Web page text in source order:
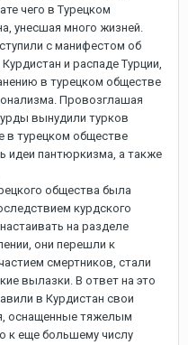
чего в Турецком
унесшая много жизней.
с манифестом об
и распаде Турции,
в турецком обществе
Провозглашая
вынудили турков
в турецком обществе
идеи пантюркизма, а также
общества была
курдского
на разделе
они перешли к
смертников, стали
вылазки. В ответ на это
в Курдистан свои
оснащенные тяжелым
к еще большему числу